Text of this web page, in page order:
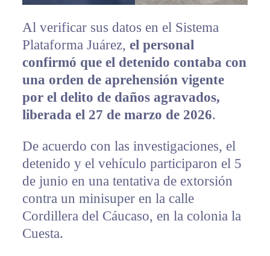
Al verificar sus datos en el Sistema
Plataforma Juárez, el personal
confirmó que el detenido contaba con
una orden de aprehensión vigente
por el delito de daños agravados,
liberada el 27 de marzo de 2026.
De acuerdo con las investigaciones, el
detenido y el vehículo participaron el 5
de junio en una tentativa de extorsión
contra un minisuper en la calle
Cordillera del Cáucaso, en la colonia la
Cuesta.